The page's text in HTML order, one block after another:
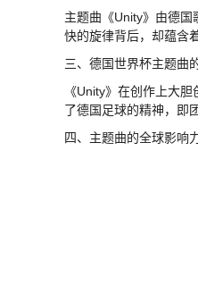
主题曲《Unity》由德
快的旋律背后，却蕴含
三、德国世界杯主题曲
《Unity》在创作上大
了德国足球的精神，即
四、主题曲的全球影响